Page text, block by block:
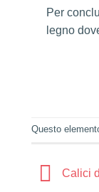
Per
legno
Questo
Calici